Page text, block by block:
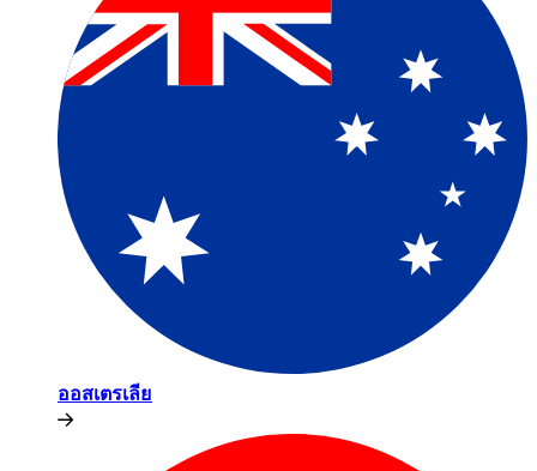
ออสเตรเลีย​​